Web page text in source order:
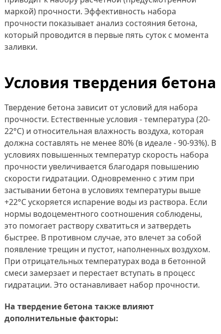
маркой) прочности. Эффективность набора
прочности показывает анализ состояния бетона,
который проводится в первые пять суток с момента
заливки.
Условия твердения бетона
Твердение бетона зависит от условий для набора
прочности. Естественные условия - температура (20-
22°С) и относительная влажность воздуха, которая
должна составлять не менее 80% (в идеале - 90-93%). В
условиях повышенных температур скорость набора
прочности увеличивается благодаря повышению
скорости гидратации. Одновременно с этим при
застывании бетона в условиях температуры выше
+22°С ускоряется испарение воды из раствора. Если
нормы водоцементного соотношения соблюдены,
это помогает раствору схватиться и затвердеть
быстрее. В противном случае, это влечет за собой
появление трещин и пустот, наполненных воздухом.
При отрицательных температурах вода в бетонной
смеси замерзает и перестает вступать в процесс
гидратации. Это останавливает набор прочности.
На твердение бетона также влияют
дополнительные факторы: